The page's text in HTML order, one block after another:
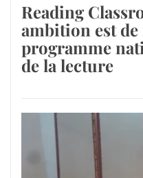
Reading
ambition est de
programme
de la lecture